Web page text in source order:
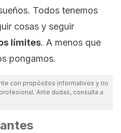
Todos tenemos
cosas y seguir
límites. A menos que
pongamos.
con propósitos informativos y no
Ante dudas, consulta a